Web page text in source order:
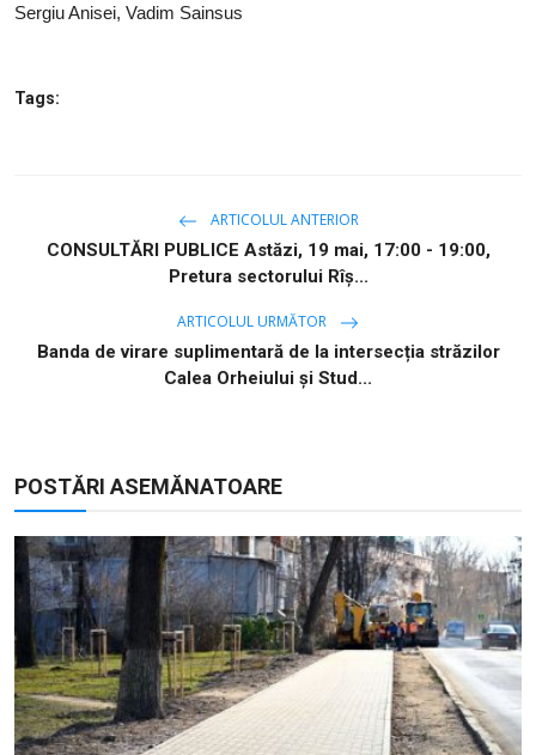
Sergiu Anisei, Vadim Sainsus
Tags:
ARTICOLUL ANTERIOR
CONSULTĂRI PUBLICE Astăzi, 19 mai, 17:00 - 19:00,
Pretura sectorului Rîș...
ARTICOLUL URMĂTOR
Banda de virare suplimentară de la intersecția străzilor
Calea Orheiului și Stud...
POSTĂRI ASEMĂNATOARE